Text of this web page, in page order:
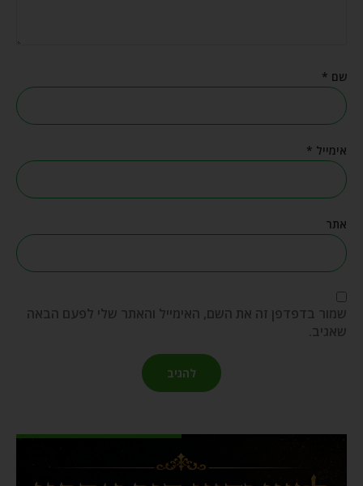
שם *
אימייל *
אתר
שמור בדפדפן זה את השם, האימייל והאתר שלי לפעם הבאה
שאגיב.